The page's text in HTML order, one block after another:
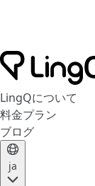
LingQについて
料金プラン
ブログ
ja